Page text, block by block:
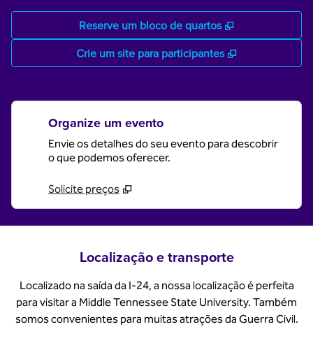
Reserve um bloco de quartos ,
Crie um site para participantes
,
Organize um evento
Envie os detalhes do seu evento para descobrir
o que podemos oferecer.
Solicite preços
Localização e transporte
Localizado na saída da I-24, a nossa localização é perfeita
para visitar a Middle Tennessee State University. Também
somos convenientes para muitas atrações da Guerra Civil.